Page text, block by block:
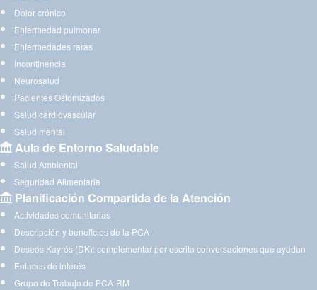
Dolor crónico
Enfermedad pulmonar
Enfermedades raras
Incontinencia
Neurosalud
Pacientes Ostomizados
Salud cardiovascular
Salud mental
Aula de Entorno Saludable
Salud Ambiental
Seguridad Alimentaria
Planificación Compartida de la Atención
Actividades comunitarias
Descripción y beneficios de la PCA
Deseos Kayrós (DK): complementar por escrito conversaciones que ayudan
Enlaces de interés
Grupo de Trabajo de PCA-RM